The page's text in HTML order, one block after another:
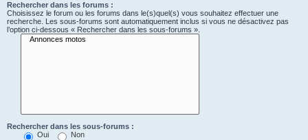
Rechercher dans les forums :
Choisissez le forum ou les forums dans le(s)quel(s) vous souhaitez effectuer une
recherche. Les sous-forums sont automatiquement inclus si vous ne désactivez pas
l’option ci-dessous « Rechercher dans les sous-forums ».
Rechercher dans les sous-forums :
Oui
Non